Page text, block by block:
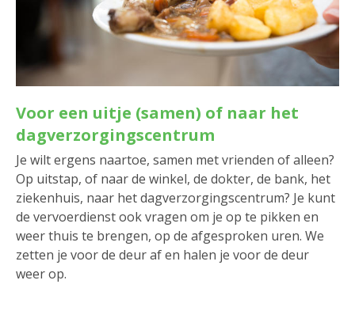
Voor een uitje (samen) of naar het
dagverzorgingscentrum
Je wilt ergens naartoe, samen met vrienden of alleen?
Op uitstap, of naar de winkel, de dokter, de bank, het
ziekenhuis, naar het dagverzorgingscentrum? Je kunt
de vervoerdienst ook vragen om je op te pikken en
weer thuis te brengen, op de afgesproken uren. We
zetten je voor de deur af en halen je voor de deur
weer op.